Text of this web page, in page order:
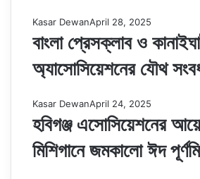
Kasar DewanApril 28, 2025
বাংলা প্রেসক্লাব ও
অ্যাসোসিয়েশনের যৌথ
Kasar DewanApril 24, 2025
হবিগঞ্জ এসোসিয়েশনের
মিশিগানে জমকালো ঈদ